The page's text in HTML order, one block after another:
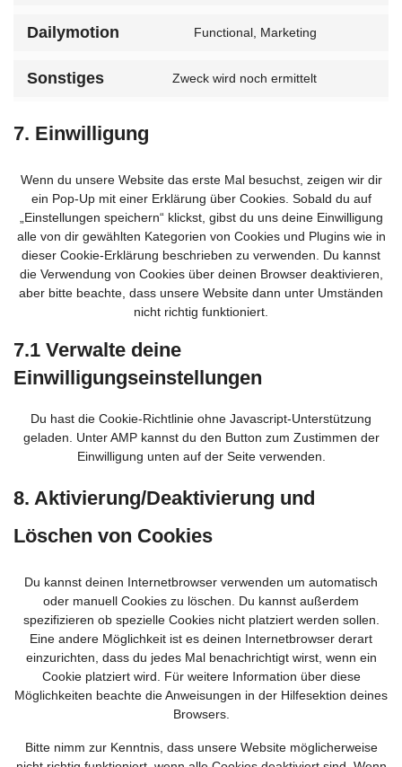
Dailymotion Functional, Marketing
Sonstiges Zweck wird noch ermittelt
7. Einwilligung
Wenn du unsere Website das erste Mal besuchst, zeigen wir dir
ein Pop-Up mit einer Erklärung über Cookies. Sobald du auf
„Einstellungen speichern“ klickst, gibst du uns deine Einwilligung
alle von dir gewählten Kategorien von Cookies und Plugins wie in
dieser Cookie-Erklärung beschrieben zu verwenden. Du kannst
die Verwendung von Cookies über deinen Browser deaktivieren,
aber bitte beachte, dass unsere Website dann unter Umständen
nicht richtig funktioniert.
7.1 Verwalte deine
Einwilligungseinstellungen
Du hast die Cookie-Richtlinie ohne Javascript-Unterstützung
geladen. Unter AMP kannst du den Button zum Zustimmen der
Einwilligung unten auf der Seite verwenden.
8. Aktivierung/Deaktivierung und
Löschen von Cookies
Du kannst deinen Internetbrowser verwenden um automatisch
oder manuell Cookies zu löschen. Du kannst außerdem
spezifizieren ob spezielle Cookies nicht platziert werden sollen.
Eine andere Möglichkeit ist es deinen Internetbrowser derart
einzurichten, dass du jedes Mal benachrichtigt wirst, wenn ein
Cookie platziert wird. Für weitere Information über diese
Möglichkeiten beachte die Anweisungen in der Hilfesektion deines
Browsers.
Bitte nimm zur Kenntnis, dass unsere Website möglicherweise